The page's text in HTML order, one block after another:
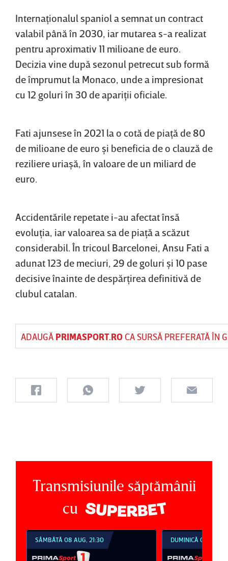
Internaţionalul spaniol a semnat un contract
valabil până în 2030, iar mutarea s-a realizat
pentru aproximativ 11 milioane de euro.
Decizia vine după sezonul petrecut sub formă
de împrumut la Monaco, unde a impresionat
cu 12 goluri în 30 de apariţii oficiale.
Fati ajunsese în 2021 la o cotă de piaţă de 80
de milioane de euro şi beneficia de o clauză de
reziliere uriaşă, în valoare de un miliard de
euro.
Accidentările repetate i-au afectat însă
evoluţia, iar valoarea sa de piaţă a scăzut
considerabil. În tricoul Barcelonei, Ansu Fati a
adunat 123 de meciuri, 29 de goluri şi 10 pase
decisive înainte de despărţirea definitivă de
clubul catalan.
ADAUGĂ PRIMASPORT.ROCA SURSĂ PREFERATĂ ÎN
Transmisiunile săptămânii
cu
SÂMBĂTĂ 08 AUG, 21:30 DUMINICĂ 09 AUG,